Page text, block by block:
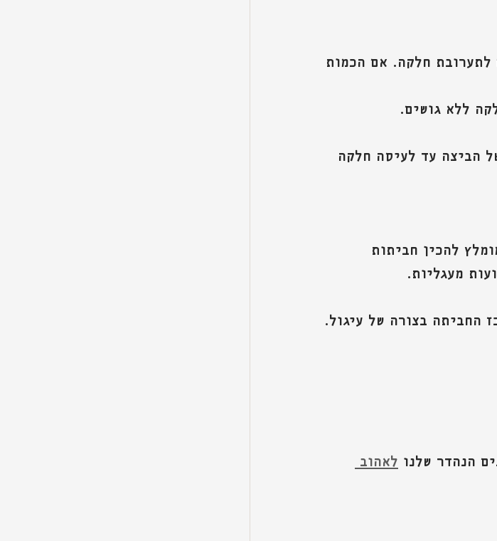
לתערובת חלקה. אם הכמות
ללא גושים.
הביצה עד לעיסה חלקה
להכין חביתות
מעגליות.
החביתה בצורה של עיגול.
הנהדר שלנו לאהוב